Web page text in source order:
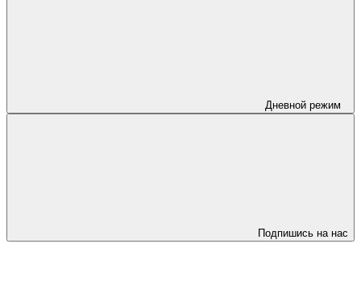
Дневной режим
Подпишись на нас